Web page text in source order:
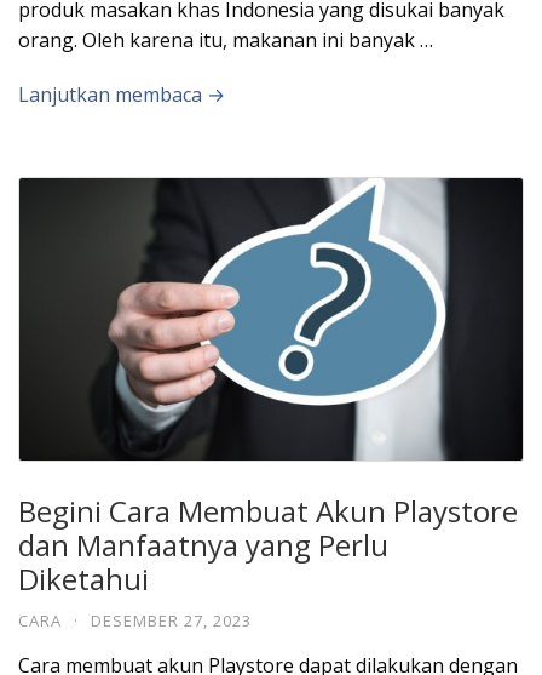
produk masakan khas Indonesia yang disukai banyak
orang. Oleh karena itu, makanan ini banyak …
Lanjutkan membaca →
Begini Cara Membuat Akun Playstore
dan Manfaatnya yang Perlu
Diketahui
CARA · DESEMBER 27, 2023
Cara membuat akun Playstore dapat dilakukan dengan